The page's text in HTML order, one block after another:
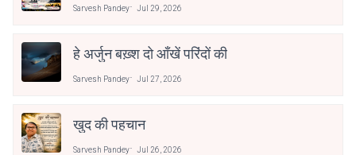
Sarvesh Pandey Jul 29, 2026
हे अर्जुन बख़्श दो आँखें परिंदों की
Sarvesh Pandey Jul 27, 2026
खुद की पहचान
Sarvesh Pandey Jul 26, 2026